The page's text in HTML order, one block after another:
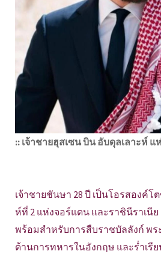
:: เจ้าชายฮุสเซน บิน อับดุลเลาะห์
เจ้าชายชันษา 28 ปี เป็นโอรสองค์โ
ห์ที่ 2 แห่งจอร์แดน และราชินีราเนีย
พร้อมสำหรับการสืบราชบัลลังก์ พร
ด้านการทหารในอังกฤษ และร่ำเรี